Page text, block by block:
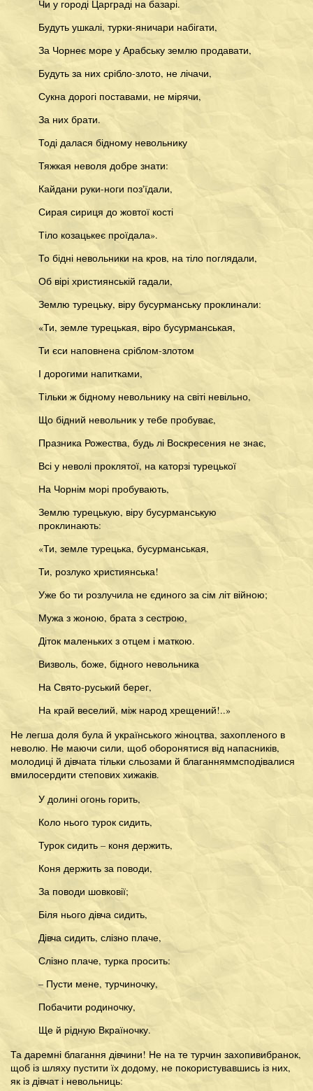
Чи у городі Царграді на базарі.
Будуть ушкалі, турки-яничари набігати,
За Чорнеє море у Арабську землю продавати,
Будуть за них срібло-злото, не лічачи,
Сукна дорогі поставами, не мірячи,
За них брати.
Тоді далася бідному невольнику
Тяжкая неволя добре знати:
Кайдани руки-ноги поз'їдали,
Сирая сириця до жовтої кості
Тіло козацькеє проїдала».
То бідні невольники на кров, на тіло поглядали,
Об вірі християнській гадали,
Землю турецьку, віру бусурманську проклинали:
«Ти, земле турецькая, віро бусурманськая,
Ти єси наповнена сріблом-злотом
І дорогими напитками,
Тільки ж бідному невольнику на світі невільно,
Що бідний невольник у тебе пробуває,
Празника Рожества, будь лі Воскресения не знає,
Всі у неволі проклятої, на каторзі турецької
На Чорнім морі пробувають,
Землю турецькую, віру бусурманськую
проклинають:
«Ти, земле турецька, бусурманськая,
Ти, розлуко християнська!
Уже бо ти розлучила не єдиного за сім літ війною;
Мужа з жоною, брата з сестрою,
Діток маленьких з отцем і маткою.
Визволь, боже, бідного невольника
На Свято-руський берег,
На край веселий, між народ хрещений!..»
Не легша доля була й українського жіноцтва, захопленого в
неволю. Не маючи сили, щоб оборонятися від напасників,
молодиці й дівчата тільки сльозами й благанняммсподівалися
вмилосердити степових хижаків.
У долині огонь горить,
Коло нього турок сидить,
Турок сидить – коня держить,
Коня держить за поводи,
За поводи шовковії;
Біля нього дівча сидить,
Дівча сидить, слізно плаче,
Слізно плаче, турка просить:
– Пусти мене, турчиночку,
Побачити родиночку,
Ще й рідную Вкраїночку.
Та даремні благання дівчини! Не на те турчин захопивибранок,
щоб із шляху пустити їх додому, не покористувавшись із них,
як із дівчат і невольниць: